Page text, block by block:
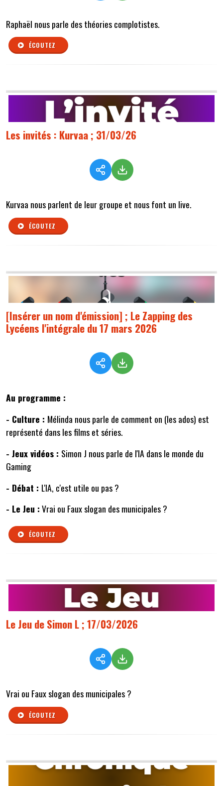
Raphaël nous parle des théories complotistes.
ÉCOUTEZ
Les invités : Kurvaa ; 31/03/26
Kurvaa nous parlent de leur groupe et nous font un live.
ÉCOUTEZ
[Insérer un nom d'émission] ; Le Zapping des
Lycéens l'intégrale du 17 mars 2026
Au programme :
- Culture : Mélinda nous parle de comment on (les ados) est
représenté dans les films et séries.
- Jeux vidéos : Simon J nous parle de l'IA dans le monde du
Gaming
- Débat : L'IA, c'est utile ou pas ?
- Le Jeu :Vrai ou Faux slogan des municipales ?
ÉCOUTEZ
Le Jeu de Simon L ; 17/03/2026
Vrai ou Faux slogan des municipales ?
ÉCOUTEZ